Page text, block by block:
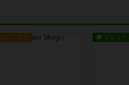
/インスト レビュー